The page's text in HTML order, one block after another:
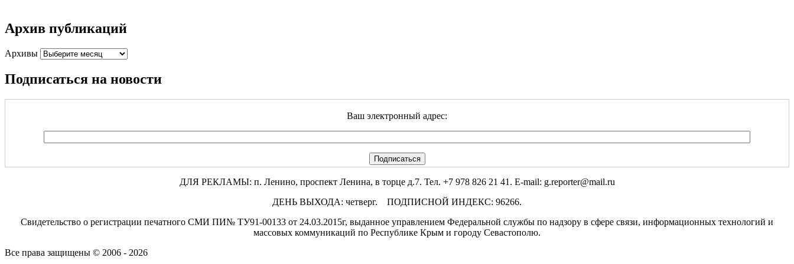
Архив публикаций
Архивы
Подписаться на новости
Ваш электронный адрес:
ДЛЯ РЕКЛАМЫ: п. Ленино, проспект Ленина, в торце д.7. Тел. +7 978 826 21 41. E-mail: g.reporter@mail.ru
ДЕНЬ ВЫХОДА: четверг. ПОДПИСНОЙ ИНДЕКС: 96266.
Свидетельство о регистрации печатного СМИ ПИ№ ТУ91-00133 от 24.03.2015г, выданное управлением Федеральной службы по надзору в сфере связи, информационных технологий и
массовых коммуникаций по Республике Крым и городу Севастополю.
Все права защищены © 2006 - 2026